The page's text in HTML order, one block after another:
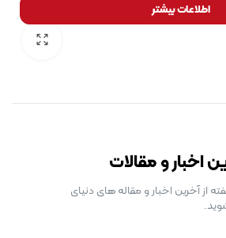
اطلاعات بیشتر
اخبار و مقالات
از آخرین اخبار و مقاله های دنیای